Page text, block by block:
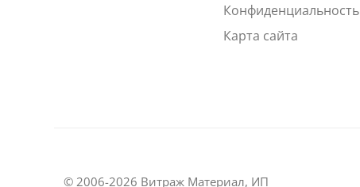
Конфиденциальность
Карта сайта
© 2006-2026 Витраж Материал, ИП